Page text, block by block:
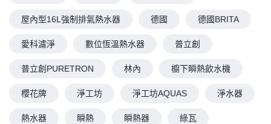
屋內型16L強制排氣熱水器 德國 德國BRITA
愛科濾淨 數位恆溫熱水器 普立創
普立創PURETRON 林內 櫥下瞬熱飲水機
櫻花牌 淨工坊 淨工坊AQUAS 淨水器
熱水器 瞬熱 瞬熱器 綠瓦